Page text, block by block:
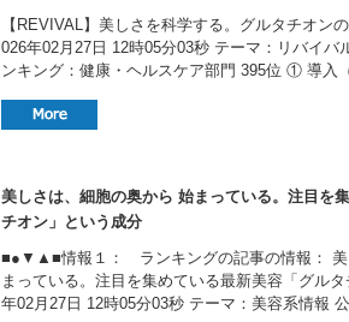
【REVIVAL】美しさを科学する。グルタチオン
026年02月27日 12時05分03秒 テーマ：リバイバ
ンキング：健康・ヘルスケア部門 395位 ① 導入
美しさは、細胞の奥から 始まっている。注目を
チオン」という成分
■●▼▲■情報１： ランキングの記事の情報： 美
まっている。注目を集めている最新美容「グル
年02月27日 12時05分03秒 テーマ：美容系情報